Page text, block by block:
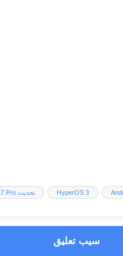
HyperOS 3 تحديث Poco X7 Pro
سيب تعليق